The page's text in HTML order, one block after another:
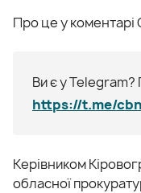
Про це у коментарі
Ви є у
https://t.me/
Керівником
обласної